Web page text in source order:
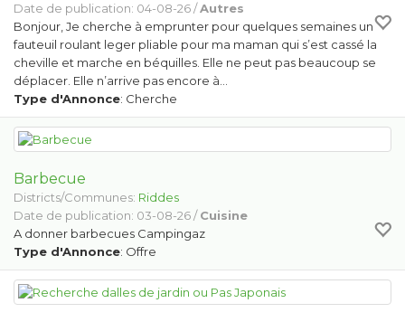
Date de publication: 04-08-26 /Autres
Bonjour, Je cherche à emprunter pour quelques semaines un
fauteuil roulant leger pliable pour ma maman qui s’est cassé la
cheville et marche en béquilles. Elle ne peut pas beaucoup se
déplacer. Elle n’arrive pas encore à…
Type d'Annonce: Cherche
Barbecue
Districts/Communes: Riddes
Date de publication: 03-08-26 /Cuisine
A donner barbecues Campingaz
Type d'Annonce: Offre